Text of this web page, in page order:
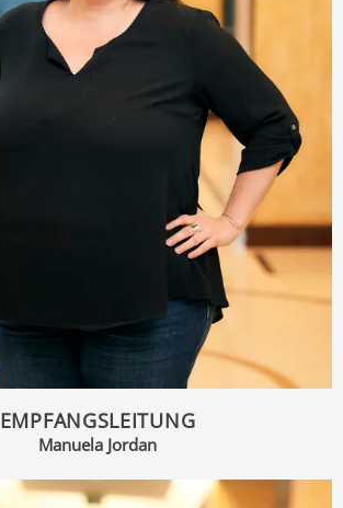
EMPFANGSLEITUNG
Manuela Jordan